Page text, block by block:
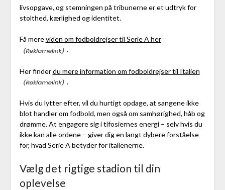
livsopgave, og stemningen på tribunerne er et udtryk for
stolthed, kærlighed og identitet.
Få mereviden om fodboldrejser til Serie A her
.
Her finderdu mere information om fodboldrejser til Italien
.
Hvis du lytter efter, vil du hurtigt opdage, at sangene ikke
blot handler om fodbold, men også om samhørighed, håb og
drømme. At engagere sig i tifosiernes energi – selv hvis du
ikke kan alle ordene – giver dig en langt dybere forståelse
for, hvad Serie A betyder for italienerne.
Vælg det rigtige stadion til din
oplevelse